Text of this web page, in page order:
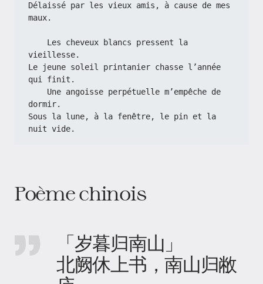
Délaissé par les vieux amis, à cause de mes
maux.
vieillesse.
Le jeune soleil printanier chasse l’année
qui finit.
dormir.
Sous la lune, à la fenêtre, le pin et la
nuit vide.
Poème chinois
「岁暮归南山」
北阙休上书，南山归敝